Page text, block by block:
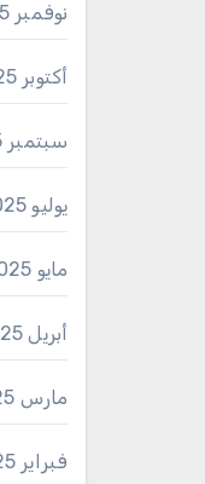
نوفمبر 2025
أكتوبر 2025
سبتمبر 2025
يوليو 2025
مايو 2025
أبريل 2025
مارس 2025
فبراير 2025